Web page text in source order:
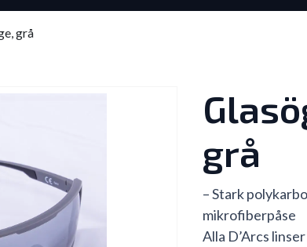
grå
grå
– Stark
mikrofiberpåse
Alla D’Arcs